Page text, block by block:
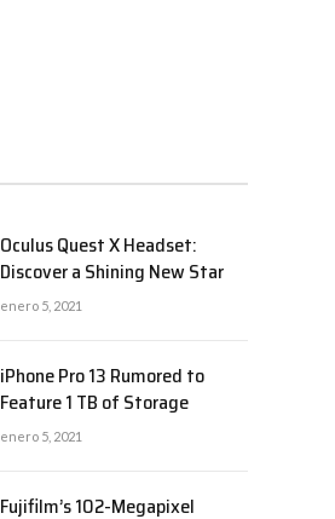
Oculus Quest X Headset:
Discover a Shining New Star
enero 5, 2021
iPhone Pro 13 Rumored to
Feature 1 TB of Storage
enero 5, 2021
Fujifilm’s 102-Megapixel